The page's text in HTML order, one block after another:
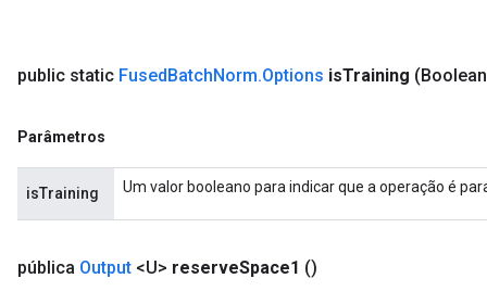
public static FusedBatchNorm.Options isTraining
Parâmetros
isTraining Um valor booleano para indicar que a operação é
pública Output <U> reserveSpace1 ()